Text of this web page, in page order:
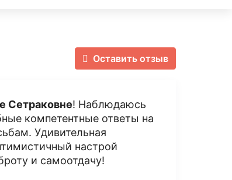
Оставить отзыв
Сетраковне! Наблюдаюсь
компетентные ответы на
Удивительная
настрой
и самоотдачу!